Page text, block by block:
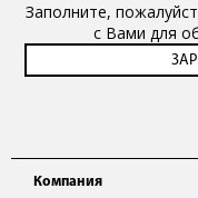
Компания
Заполните,
с Вами для